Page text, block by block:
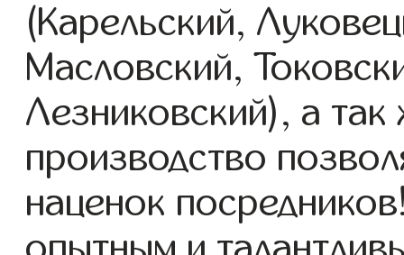
(Карельский,
Масловский,
Лезниковский), а
производство
наценок